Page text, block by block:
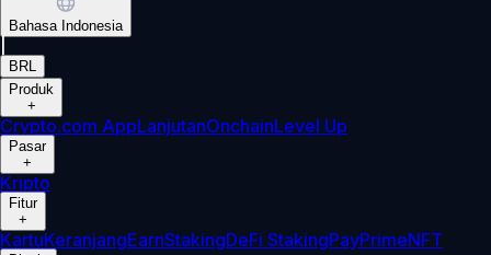
Bahasa Indonesia
BRL
Produk
+
Crypto.com AppLanjutanOnchainLevel Up
Pasar
+
Kripto
Fitur
+
KartuKeranjangEarnStakingDeFi StakingPayPrimeNFT